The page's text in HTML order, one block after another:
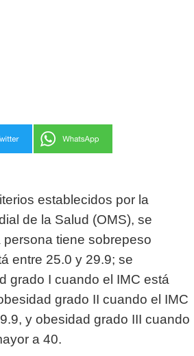
establecidos por la
de la Salud (OMS), se
tiene sobrepeso
entre 25.0 y 29.9; se
grado I cuando el IMC está
grado II cuando el IMC
y obesidad grado III cuando
a 40.